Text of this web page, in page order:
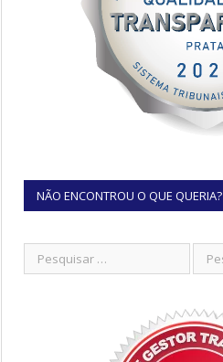
NÃO ENCONTROU O QUE QUERIA?